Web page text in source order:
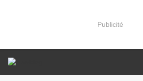
Publicité